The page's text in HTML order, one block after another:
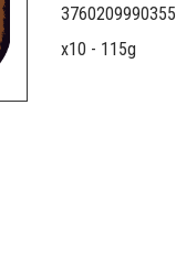
3760209990355
x10 - 115g